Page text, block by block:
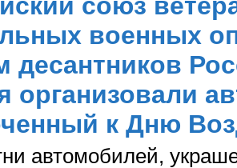
военных
десантников
организовали
к Дню
автомобилей,